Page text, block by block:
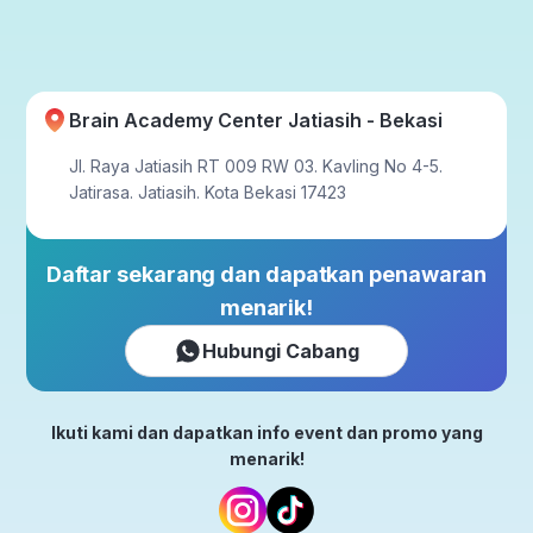
Brain Academy Center Jatiasih - Bekasi
Jl. Raya Jatiasih RT 009 RW 03. Kavling No 4-5.
Jatirasa. Jatiasih. Kota Bekasi 17423
Daftar sekarang dan dapatkan penawaran
menarik!
Hubungi Cabang
Ikuti kami dan dapatkan info event dan promo yang
menarik!